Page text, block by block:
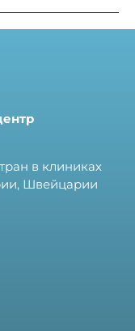
в клиниках
Швейцарии